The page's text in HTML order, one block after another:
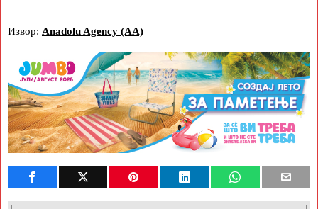
Извор: Anadolu Agency (AA)